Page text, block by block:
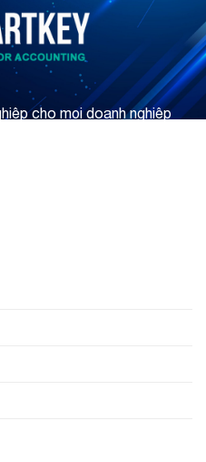
cho mọi doanh nghiệp